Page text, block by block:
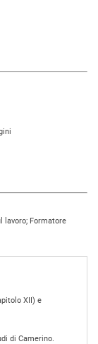
lavoro; Formatore
XII) e
di Camerino.